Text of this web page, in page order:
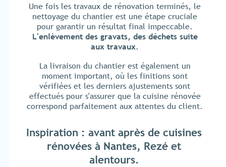
Une fois les travaux de rénovation terminés, le
nettoyage du chantier est une étape cruciale
pour garantir un résultat final impeccable.
L'enlèvement des gravats, des déchets suite
aux travaux.
La livraison du chantier est également un
moment important, où les finitions sont
vérifiées et les derniers ajustements sont
effectués pour s'assurer que la cuisine rénovée
correspond parfaitement aux attentes du client.
Inspiration : avant après de cuisines
rénovées à Nantes, Rezé et
alentours.